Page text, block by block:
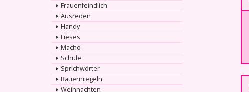
Frauenfeindlich
Ausreden
Handy
Fieses
Macho
Schule
Sprichwörter
Bauernregeln
Weihnachten